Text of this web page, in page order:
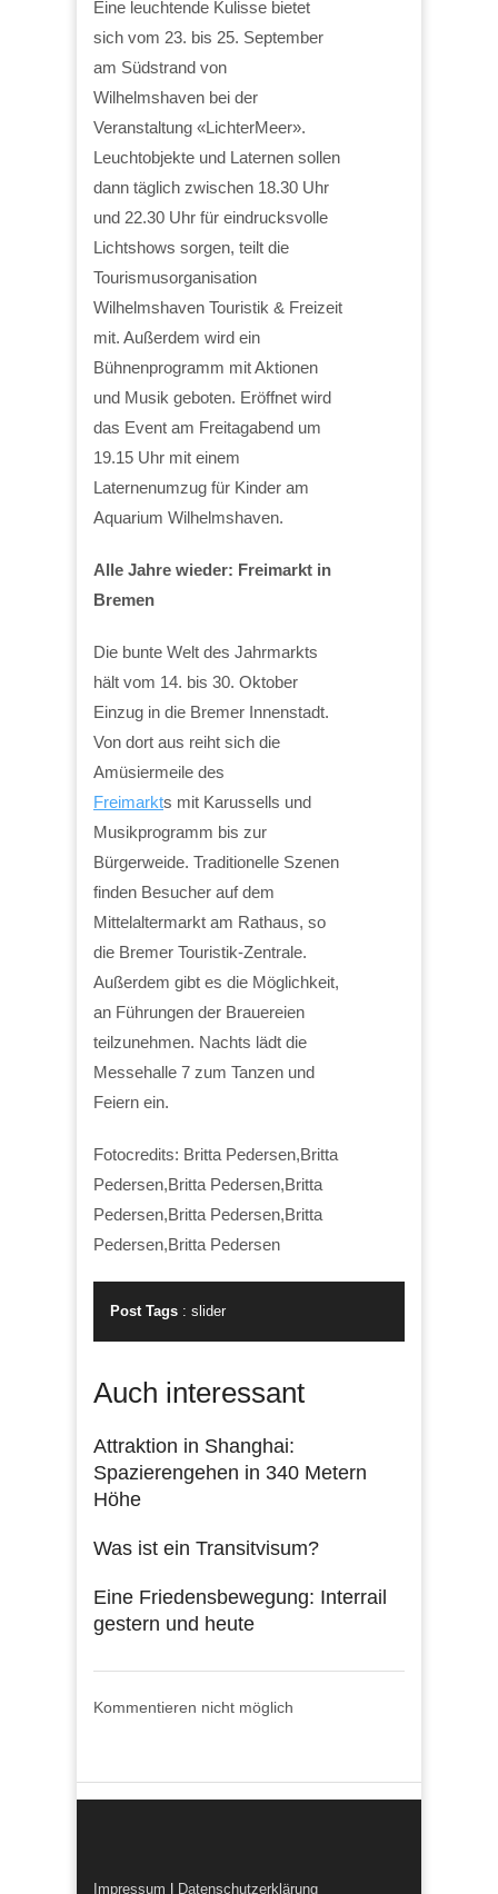
Eine leuchtende Kulisse bietet
sich vom 23. bis 25. September
am Südstrand von
Wilhelmshaven bei der
Veranstaltung «LichterMeer».
Leuchtobjekte und Laternen sollen
dann täglich zwischen 18.30 Uhr
und 22.30 Uhr für eindrucksvolle
Lichtshows sorgen, teilt die
Tourismusorganisation
Wilhelmshaven Touristik & Freizeit
mit. Außerdem wird ein
Bühnenprogramm mit Aktionen
und Musik geboten. Eröffnet wird
das Event am Freitagabend um
19.15 Uhr mit einem
Laternenumzug für Kinder am
Aquarium Wilhelmshaven.
Alle Jahre wieder: Freimarkt in
Bremen
Die bunte Welt des Jahrmarkts
hält vom 14. bis 30. Oktober
Einzug in die Bremer Innenstadt.
Von dort aus reiht sich die
Amüsiermeile des
Freimarkts mit Karussells und
Musikprogramm bis zur
Bürgerweide. Traditionelle Szenen
finden Besucher auf dem
Mittelaltermarkt am Rathaus, so
die Bremer Touristik-Zentrale.
Außerdem gibt es die Möglichkeit,
an Führungen der Brauereien
teilzunehmen. Nachts lädt die
Messehalle 7 zum Tanzen und
Feiern ein.
Fotocredits: Britta Pedersen,Britta
Pedersen,Britta Pedersen,Britta
Pedersen,Britta Pedersen,Britta
Pedersen,Britta Pedersen
Post Tags : slider
Auch interessant
Attraktion in Shanghai:
Spazierengehen in 340 Metern
Höhe
Was ist ein Transitvisum?
Eine Friedensbewegung: Interrail
gestern und heute
Kommentieren nicht möglich
Impressum Datenschutzerklärung